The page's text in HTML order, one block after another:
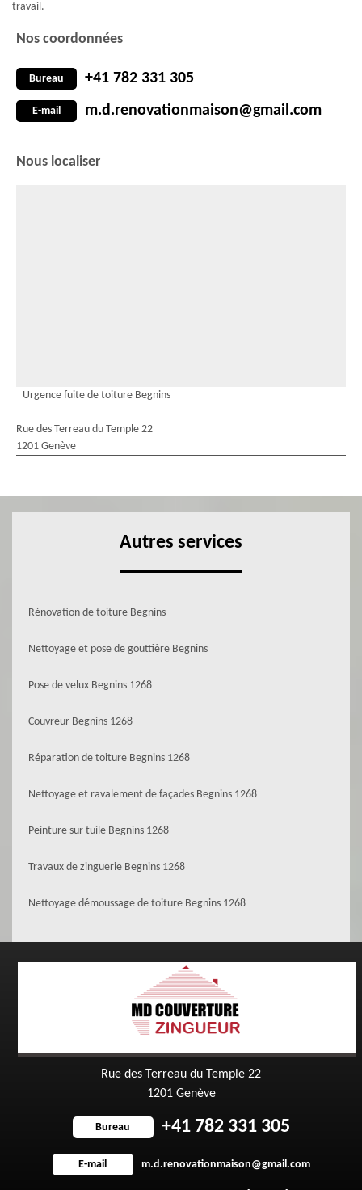
travail.
Nos coordonnées
Bureau +41 782 331 305
E-mail m.d.renovationmaison@gmail.com
Nous localiser
Urgence fuite de toiture Begnins
Rue des Terreau du Temple 22
1201 Genève
Autres services
Rénovation de toiture Begnins
Nettoyage et pose de gouttière Begnins
Pose de velux Begnins 1268
Couvreur Begnins 1268
Réparation de toiture Begnins 1268
Nettoyage et ravalement de façades Begnins 1268
Peinture sur tuile Begnins 1268
Travaux de zinguerie Begnins 1268
Nettoyage démoussage de toiture Begnins 1268
Rue des Terreau du Temple 22
1201 Genève
Bureau +41 782 331 305
E-mail m.d.renovationmaison@gmail.com